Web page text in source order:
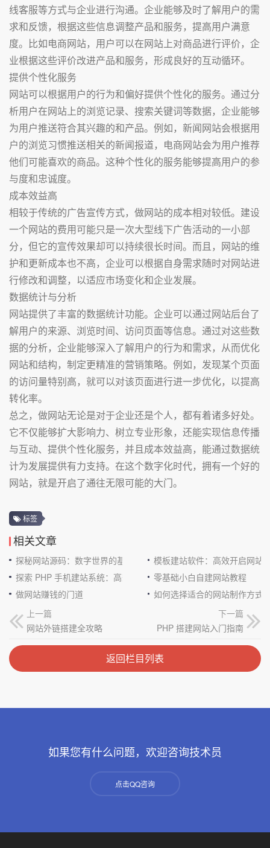
线客服等方式与企业进行沟通。企业能够及时了解用户的需
求和反馈，根据这些信息调整产品和服务，提高用户满意
度。比如电商网站，用户可以在网站上对商品进行评价，企
业根据这些评价改进产品和服务，形成良好的互动循环。
提供个性化服务
网站可以根据用户的行为和偏好提供个性化的服务。通过分
析用户在网站上的浏览记录、搜索关键词等数据，企业能够
为用户推送符合其兴趣的和产品。例如，新闻网站会根据用
户的浏览习惯推送相关的新闻报道，电商网站会为用户推荐
他们可能喜欢的商品。这种个性化的服务能够提高用户的参
与度和忠诚度。
成本效益高
相较于传统的广告宣传方式，做网站的成本相对较低。建设
一个网站的费用可能只是一次大型线下广告活动的一小部
分，但它的宣传效果却可以持续很长时间。而且，网站的维
护和更新成本也不高，企业可以根据自身需求随时对网站进
行修改和调整，以适应市场变化和企业发展。
数据统计与分析
网站提供了丰富的数据统计功能。企业可以通过网站后台了
解用户的来源、浏览时间、访问页面等信息。通过对这些数
据的分析，企业能够深入了解用户的行为和需求，从而优化
网站和结构，制定更精准的营销策略。例如，发现某个页面
的访问量特别高，就可以对该页面进行进一步优化，以提高
转化率。
总之，做网站无论是对于企业还是个人，都有着诸多好处。
它不仅能够扩大影响力、树立专业形象，还能实现信息传播
与互动、提供个性化服务，并且成本效益高，能通过数据统
计为发展提供有力支持。在这个数字化时代，拥有一个好的
网站，就是开启了通往无限可能的大门。
标签
相关文章
探秘网站源码：数字世界的基石
模板建站软件：高效开启网站
探索 PHP 手机建站系统：高效与便捷的完美结合零基础小白自建网站教程
做网站赚钱的门道
如何选择适合的网站制作方式
上一篇
网站外链搭建全攻略
下一篇
PHP 搭建网站入门指南
返回栏目列表
如果您有什么问题，欢迎咨询技术员
点击QQ咨询